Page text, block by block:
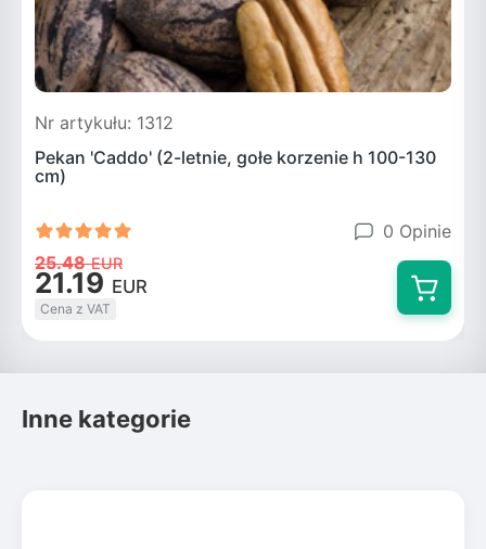
Nr artykułu: 1312
Pekan 'Caddo' (2-letnie, gołe korzenie h 100-130
cm)
0 Opinie
25.48 EUR
21.19 EUR
Cena z VAT
Inne kategorie